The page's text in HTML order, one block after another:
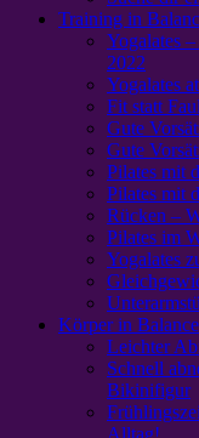
Training in
Yogalates
2022
Yogalates
Fit statt
Gute
Gute
Pilates mit
Pilates mit
Rücken –
Pilates im
Yogalates
Körper in Balance
Leichter
Schnell
Bikinifigur
Alltag!